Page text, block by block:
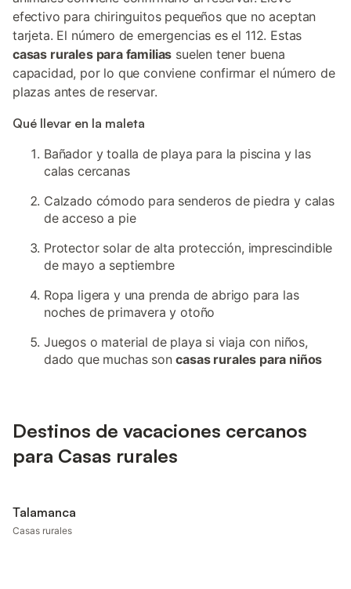
efectivo para chiringuitos pequeños que no aceptan
tarjeta. El número de emergencias es el 112. Estas
casas rurales para familias suelen tener buena
capacidad, por lo que conviene confirmar el número de
plazas antes de reservar.
Qué llevar en la maleta
Bañador y toalla de playa para la piscina y las
calas cercanas
Calzado cómodo para senderos de piedra y calas
de acceso a pie
Protector solar de alta protección, imprescindible
de mayo a septiembre
Ropa ligera y una prenda de abrigo para las
noches de primavera y otoño
Juegos o material de playa si viaja con niños,
dado que muchas soncasas rurales para niños
Destinos de vacaciones cercanos
para Casas rurales
Talamanca
Casas rurales